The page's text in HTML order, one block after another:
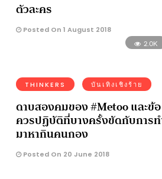
ตัวละคร
Posted On 1 August 2018
2.0K
THINKERS บันเทิงเชิงร้าย
ดาบสองคมของ #Metoo และข้อ
ควรปฏิบัติที่บางครั้งขัดกับการ
มาหากินคนกอง
Posted On 20 June 2018